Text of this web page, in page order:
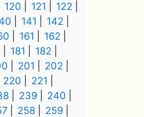
120 121
122
141
142
161
162
181
182
201
202
220
221
239
240
258
259